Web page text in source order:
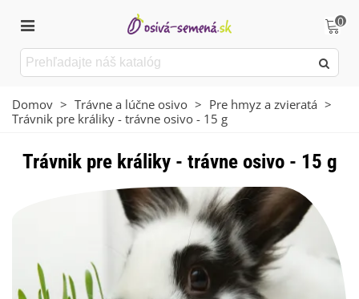
0
Domov > Trávne a lúčne osivo > Pre hmyz a zvieratá >
Trávnik pre králiky - trávne osivo - 15 g
Trávnik pre králiky - trávne osivo - 15 g